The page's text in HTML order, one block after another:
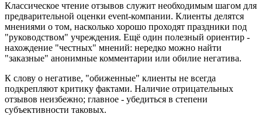
Классическое чтение отзывов служит необходимым шагом для
предварительной оценки event-компании. Клиенты делятся
мнениями о том, насколько хорошо проходят праздники под
"руководством" учреждения. Ещё один полезный ориентир -
нахождение "честных" мнений: нередко можно найти
"заказные" анонимные комментарии или обилие негатива.
К слову о негативе, "обиженные" клиенты не всегда
подкрепляют критику фактами. Наличие отрицательных
отзывов неизбежно; главное - убедиться в степени
субъективности таковых.